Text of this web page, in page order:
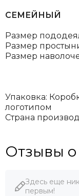
СЕМЕЙНЫЙ
Размер
Размер
Размер
Упаковка:
логотипом
Страна
Отзывы о
Здесь еще
первым!